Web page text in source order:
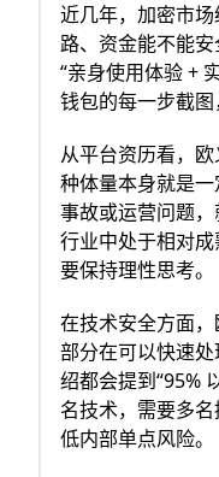
近几年，加密市
路、资金能不能
“亲身使用体验 +
钱包的每一步截
从平台资历看，
种体量本身就是
事故或运营问题
行业中处于相对
要保持理性思考。
在技术安全方面
部分在可以快速
绍都会提到“95%
名技术，需要多
低内部单点风险。